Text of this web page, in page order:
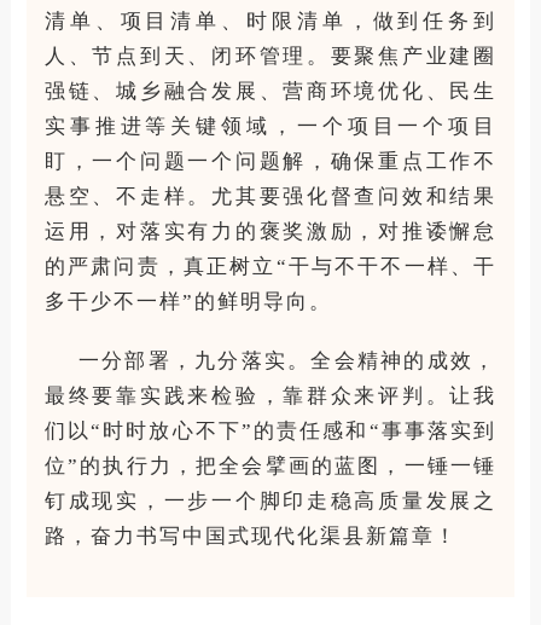
清单、项目清单、时限清单，做到任务到
人、节点到天、闭环管理。要聚焦产业建圈
强链、城乡融合发展、营商环境优化、民生
实事推进等关键领域，一个项目一个项目
盯，一个问题一个问题解，确保重点工作不
悬空、不走样。尤其要强化督查问效和结果
运用，对落实有力的褒奖激励，对推诿懈怠
的严肃问责，真正树立 “干与不干不一样、干
多干少不一样”的鲜明导向。
一分部署，九分落实。全会精神的成效，
最终要靠实践来检验，靠群众来评判。让我
们以“时时放心不下”的责任感和“事事落实到
位”的执行力，把全会擘画的蓝图，一锤一锤
钉成现实，一步一个脚印走稳高质量发展之
路，奋力书写中国式现代化渠县新篇章！